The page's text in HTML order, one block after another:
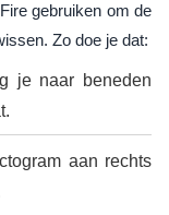
gebruiken om de
Zo doe je dat:
je naar beneden
aan rechts